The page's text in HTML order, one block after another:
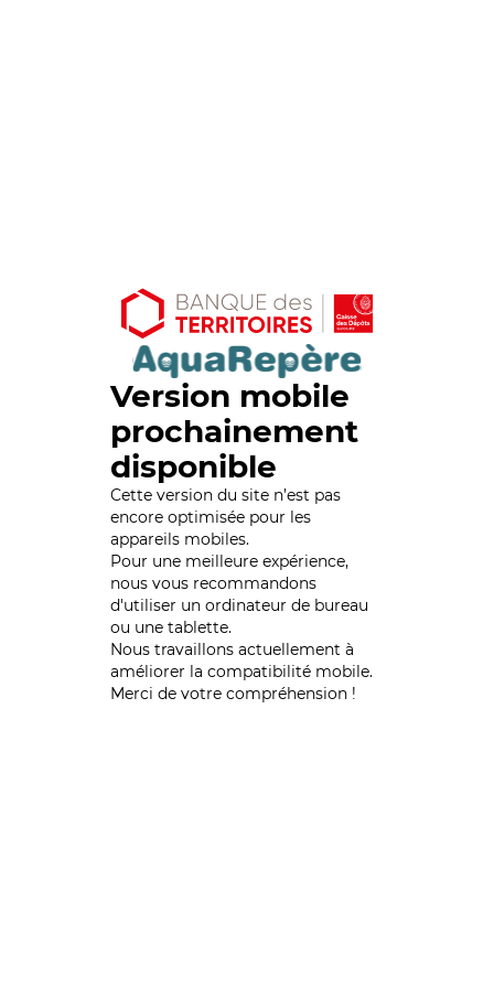
Version mobile
prochainement
disponible
Cette version du site n’est pas
encore optimisée pour les
appareils mobiles.
Pour une meilleure expérience,
nous vous recommandons
d'utiliser un ordinateur de bureau
ou une tablette.
Nous travaillons actuellement à
améliorer la compatibilité mobile.
Merci de votre compréhension !